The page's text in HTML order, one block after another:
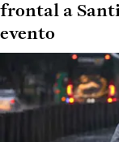
frontal a
evento